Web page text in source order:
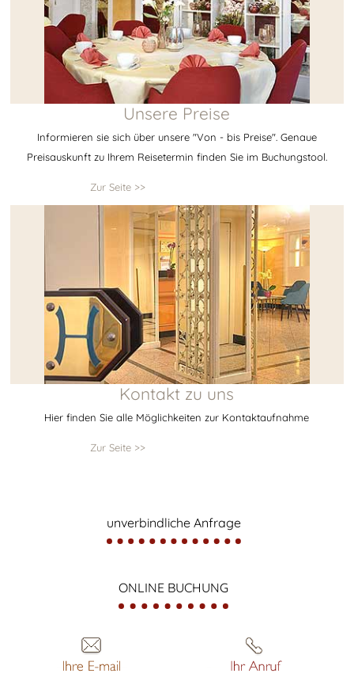
Unsere Preise
Informieren sie sich über unsere "Von - bis Preise". Genaue
Preisauskunft zu Ihrem Reisetermin finden Sie im Buchungstool.
Zur Seite >>
Kontakt zu uns
Hier finden Sie alle Möglichkeiten zur Kontaktaufnahme
Zur Seite >>
unverbindliche Anfrage
ONLINE BUCHUNG